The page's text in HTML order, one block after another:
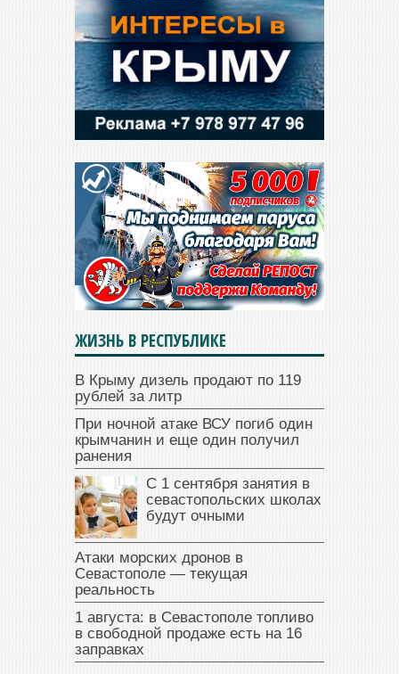
ЖИЗНЬ В РЕСПУБЛИКЕ
В Крыму дизель продают по 119
рублей за литр
При ночной атаке ВСУ погиб один
крымчанин и еще один получил
ранения
С 1 сентября занятия в
севастопольских школах
будут очными
Атаки морских дронов в
Севастополе — текущая
реальность
1 августа: в Севастополе топливо
в свободной продаже есть на 16
заправках